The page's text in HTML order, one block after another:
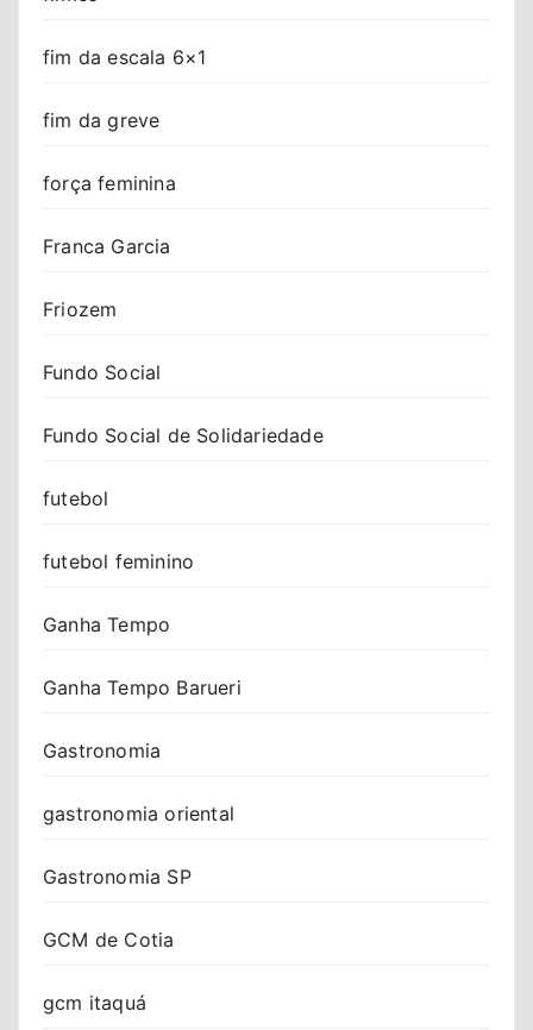
fim da escala 6×1
fim da greve
força feminina
Franca Garcia
Friozem
Fundo Social
Fundo Social de Solidariedade
futebol
futebol feminino
Ganha Tempo
Ganha Tempo Barueri
Gastronomia
gastronomia oriental
Gastronomia SP
GCM de Cotia
gcm itaquá